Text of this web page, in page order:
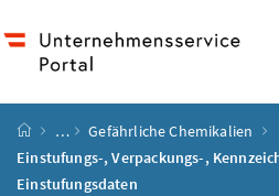
Startseite
…
Gefährliche Chemikalien
Einstufungs-, Verpackungs-,
Einstufungsdaten